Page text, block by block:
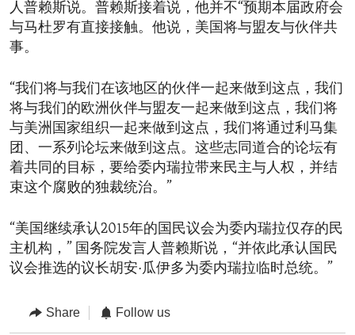
人普赖斯说。普赖斯接着说，他并不“预期本届政府会
与马杜罗有直接接触。他说，美国将与盟友与伙伴共
事。
“我们将与我们在该地区的伙伴一起来做到这点，我们
将与我们的欧洲伙伴与盟友一起来做到这点，我们将
与美洲国家组织一起来做到这点，我们将通过利马集
团、一系列论坛来做到这点。这些志同道合的论坛有
着共同的目标，要给委内瑞拉带来民主与人权，并结
束这个腐败的独裁统治。”
“美国继续承认2015年的国民议会为委内瑞拉仅存的民
主机构，” 国务院发言人普赖斯说，“并依此承认国民
议会推选的议长胡安·瓜伊多为委内瑞拉临时总统。”
Share Follow us